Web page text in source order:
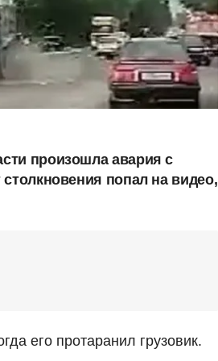
произошла авария с
попал на видео,
его протаранил грузовик.